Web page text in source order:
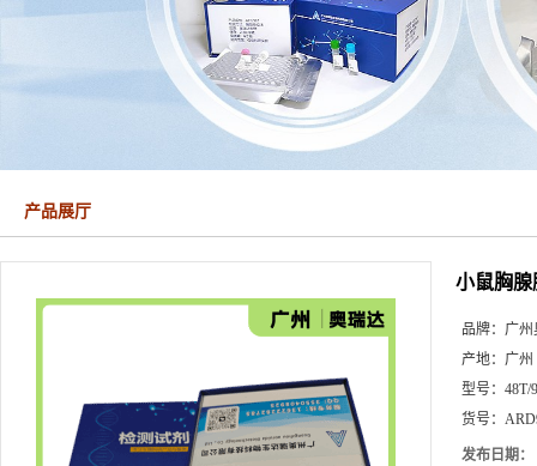
产品展厅
小鼠胸
品牌： 广州
产地： 广州
型号： 48T/
货号：
发布日期：